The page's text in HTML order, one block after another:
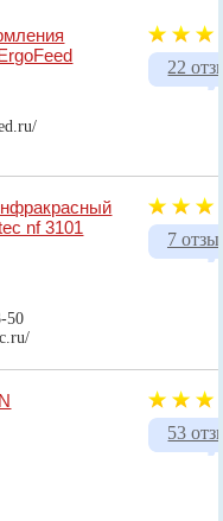
22
7
nf 3101
50
53